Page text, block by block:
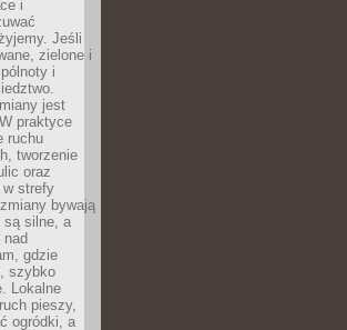
i
Jeśli
zielone i
i
jest
praktyce
ruchu
tworzenie
oraz
w strefy
bywają
są silne, a
gdzie
szybko
Lokalne
pieszy,
ogródki, a